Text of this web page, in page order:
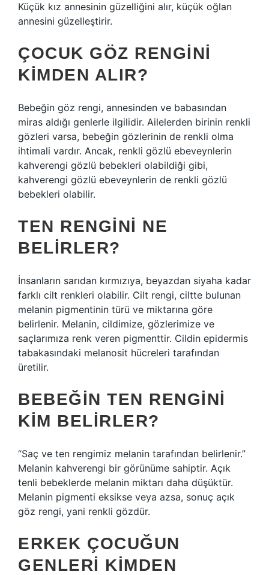
Küçük kız annesinin güzelliğini alır, küçük oğlan
annesini güzelleştirir.
ÇOCUK GÖZ RENGINI
KIMDEN ALIR?
Bebeğin göz rengi, annesinden ve babasından
miras aldığı genlerle ilgilidir. Ailelerden birinin renkli
gözleri varsa, bebeğin gözlerinin de renkli olma
ihtimali vardır. Ancak, renkli gözlü ebeveynlerin
kahverengi gözlü bebekleri olabildiği gibi,
kahverengi gözlü ebeveynlerin de renkli gözlü
bebekleri olabilir.
TEN RENGINI NE
BELIRLER?
İnsanların sarıdan kırmızıya, beyazdan siyaha kadar
farklı cilt renkleri olabilir. Cilt rengi, ciltte bulunan
melanin pigmentinin türü ve miktarına göre
belirlenir. Melanin, cildimize, gözlerimize ve
saçlarımıza renk veren pigmenttir. Cildin epidermis
tabakasındaki melanosit hücreleri tarafından
üretilir.
BEBEĞIN TEN RENGINI
KIM BELIRLER?
“Saç ve ten rengimiz melanin tarafından belirlenir.”
Melanin kahverengi bir görünüme sahiptir. Açık
tenli bebeklerde melanin miktarı daha düşüktür.
Melanin pigmenti eksikse veya azsa, sonuç açık
göz rengi, yani renkli gözdür.
ERKEK ÇOCUĞUN
GENLERI KIMDEN